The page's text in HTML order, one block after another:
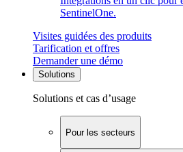
SentinelOne.
Visites guidées des produits
Tarification et offres
Demander une démo
Solutions
Solutions et cas d’usage
Pour les secteurs